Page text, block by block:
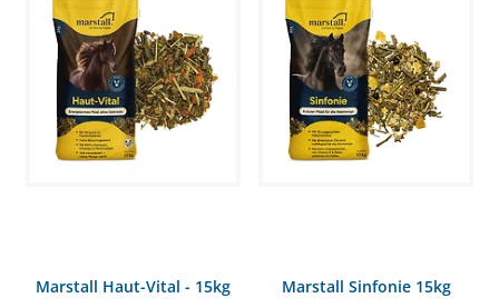
Marstall Haut-Vital - 15kg Marstall Sinfonie 15kg